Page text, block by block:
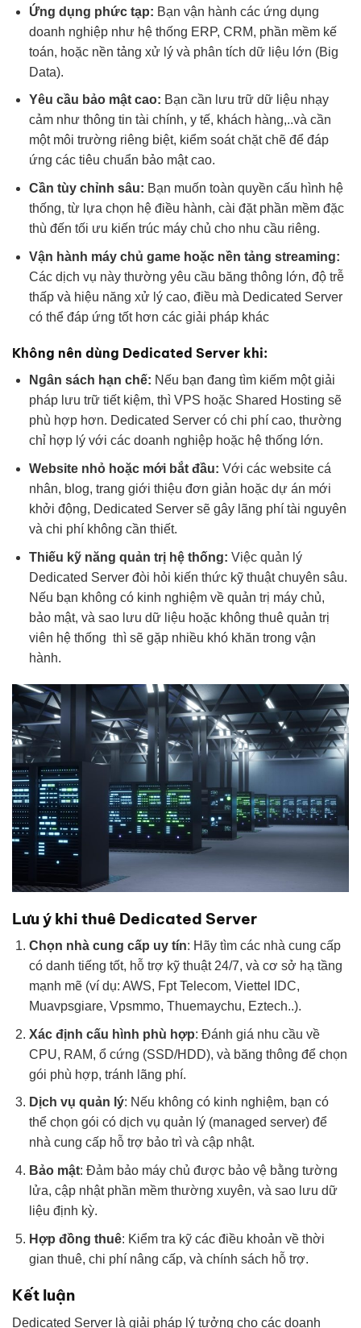
Ứng dụng phức tạp: Bạn vận hành các ứng dụng
doanh nghiệp như hệ thống ERP, CRM, phần mềm kế
toán, hoặc nền tảng xử lý và phân tích dữ liệu lớn (Big
Data).
Yêu cầu bảo mật cao: Bạn cần lưu trữ dữ liệu nhạy
cảm như thông tin tài chính, y tế, khách hàng,..và cần
một môi trường riêng biệt, kiểm soát chặt chẽ để đáp
ứng các tiêu chuẩn bảo mật cao.
Cần tùy chỉnh sâu: Bạn muốn toàn quyền cấu hình hệ
thống, từ lựa chọn hệ điều hành, cài đặt phần mềm đặc
thù đến tối ưu kiến trúc máy chủ cho nhu cầu riêng.
Vận hành máy chủ game hoặc nền tảng streaming:
Các dịch vụ này thường yêu cầu băng thông lớn, độ trễ
thấp và hiệu năng xử lý cao, điều mà Dedicated Server
có thể đáp ứng tốt hơn các giải pháp khác
Không nên dùng Dedicated Server khi:
Ngân sách hạn chế: Nếu bạn đang tìm kiếm một giải
pháp lưu trữ tiết kiệm, thì VPS hoặc Shared Hosting sẽ
phù hợp hơn. Dedicated Server có chi phí cao, thường
chỉ hợp lý với các doanh nghiệp hoặc hệ thống lớn.
Website nhỏ hoặc mới bắt đầu: Với các website cá
nhân, blog, trang giới thiệu đơn giản hoặc dự án mới
khởi động, Dedicated Server sẽ gây lãng phí tài nguyên
và chi phí không cần thiết.
Thiếu kỹ năng quản trị hệ thống: Việc quản lý
Dedicated Server đòi hỏi kiến thức kỹ thuật chuyên sâu.
Nếu bạn không có kinh nghiệm về quản trị máy chủ,
bảo mật, và sao lưu dữ liệu hoặc không thuê quản trị
viên hệ thống thì sẽ gặp nhiều khó khăn trong vận
hành.
Lưu ý khi thuê Dedicated Server
Chọn nhà cung cấp uy tín: Hãy tìm các nhà cung cấp
có danh tiếng tốt, hỗ trợ kỹ thuật 24/7, và cơ sở hạ tầng
mạnh mẽ (ví dụ: AWS, Fpt Telecom, Viettel IDC,
Muavpsgiare, Vpsmmo, Thuemaychu, Eztech..).
Xác định cấu hình phù hợp: Đánh giá nhu cầu về
CPU, RAM, ổ cứng (SSD/HDD), và băng thông để chọn
gói phù hợp, tránh lãng phí.
Dịch vụ quản lý: Nếu không có kinh nghiệm, bạn có
thể chọn gói có dịch vụ quản lý (managed server) để
nhà cung cấp hỗ trợ bảo trì và cập nhật.
Bảo mật: Đảm bảo máy chủ được bảo vệ bằng tường
lửa, cập nhật phần mềm thường xuyên, và sao lưu dữ
liệu định kỳ.
Hợp đồng thuê: Kiểm tra kỹ các điều khoản về thời
gian thuê, chi phí nâng cấp, và chính sách hỗ trợ.
Kết luận
Dedicated Server là giải pháp lý tưởng cho các doanh